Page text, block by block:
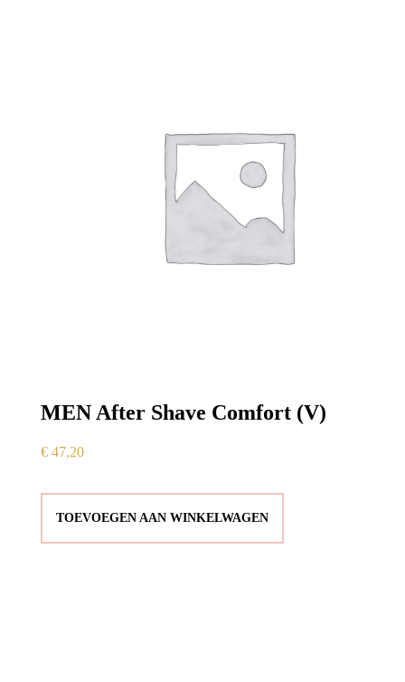
MEN After Shave Comfort (V)
€ 47,20
TOEVOEGEN AAN WINKELWAGEN